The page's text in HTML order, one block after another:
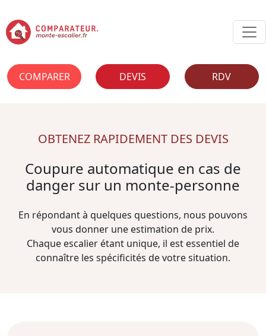
COMPARER DEVIS RDV
OBTENEZ RAPIDEMENT DES DEVIS
Coupure automatique en cas de
danger sur un monte-personne
En répondant à quelques questions, nous pouvons
vous donner une estimation de prix.
Chaque escalier étant unique, il est essentiel de
connaître les spécificités de votre situation.